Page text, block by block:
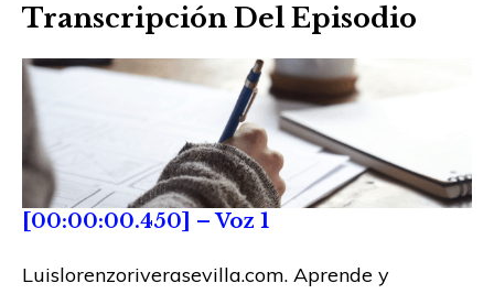
Transcripción Del Episodio
[00:00:00.450] – Voz 1
Luislorenzoriverasevilla.com. Aprende y